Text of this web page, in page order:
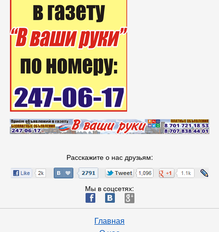
Расскажите о нас друзьям:
Мы в соцсетях:
ä æ è
Главная